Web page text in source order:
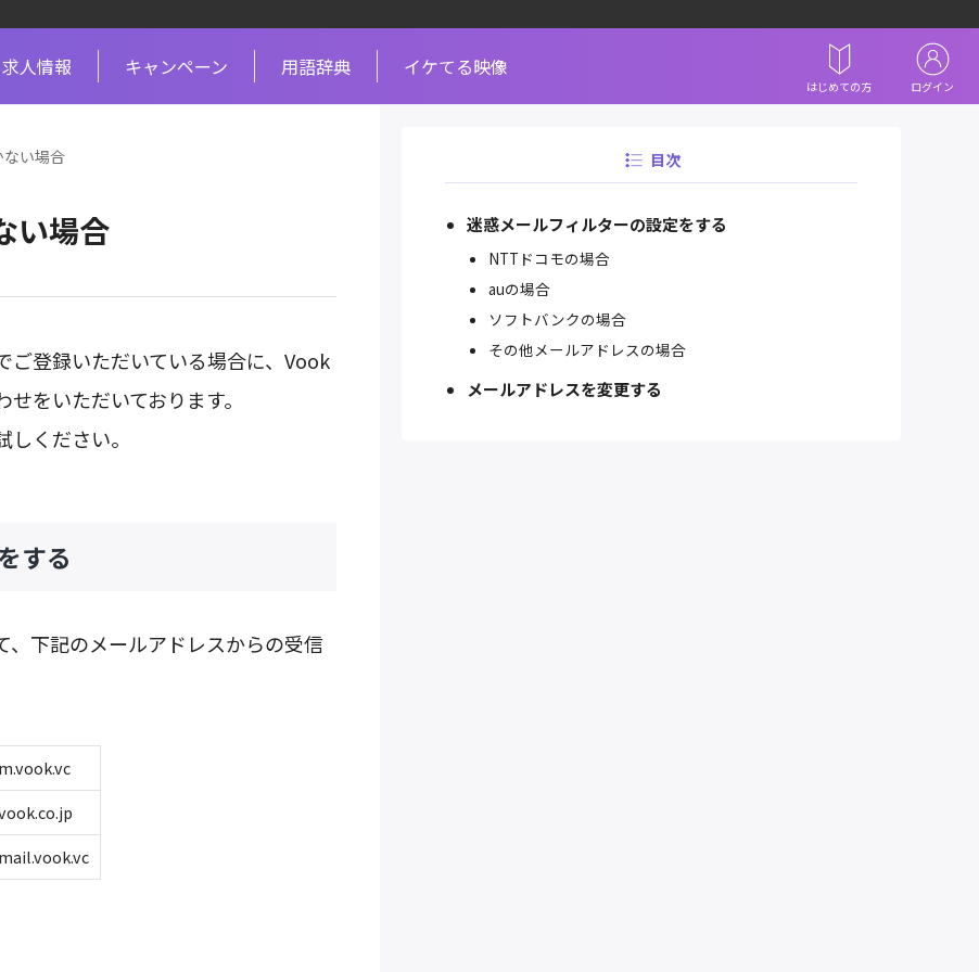
求人情報 キャンペーン 用語辞典 イケてる映像
はじめての方 ログイン
い場合
い場合
登録いただいている場合に、Vook
をいただいております。
ください。
する
下記のメールアドレスからの受信
目次
迷惑メールフィルターの設定をする
NTTドコモの場合
auの場合
ソフトバンクの場合
その他メールアドレスの場合
メールアドレスを変更する